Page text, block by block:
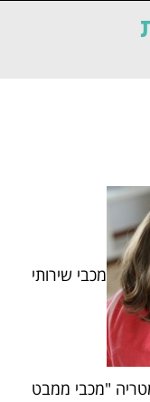
מכבי שירותי
"מכבי ממבט